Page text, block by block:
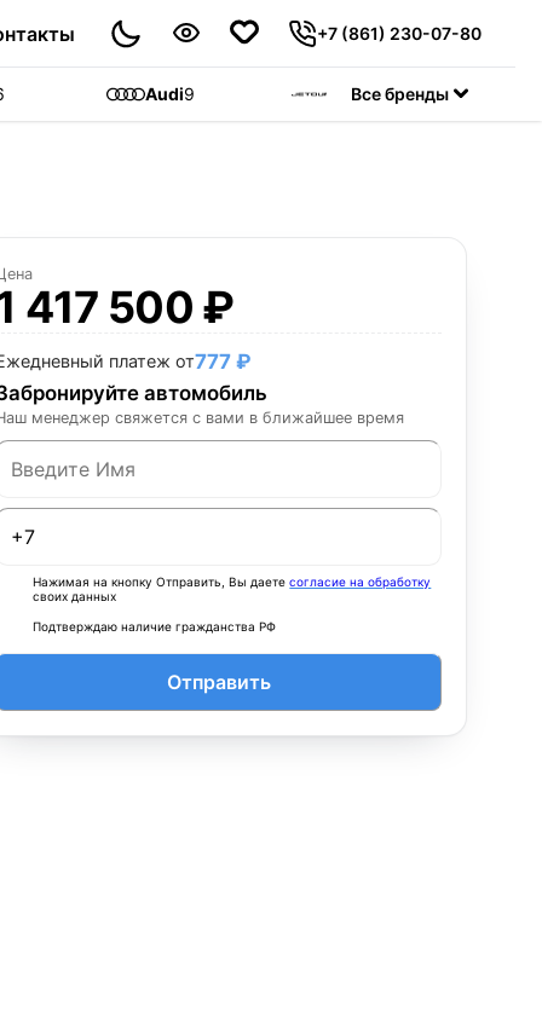
+7 (861) 230-07-80
Audi9 Jetour55
Все бренды
417 500 ₽
платеж от777 ₽
автомобиль
менеджер свяжется с вами в ближайшее время
Нажимая на кнопку Отправить, Вы даетесогласие на обработку
своих данных
Подтверждаю наличие гражданства РФ
Отправить